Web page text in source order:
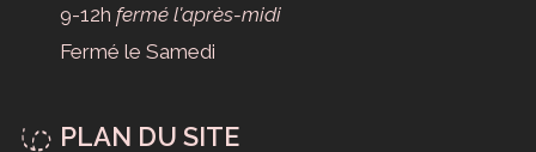
9-12h fermé l'après-midi
Fermé le Samedi
PLAN DU SITE